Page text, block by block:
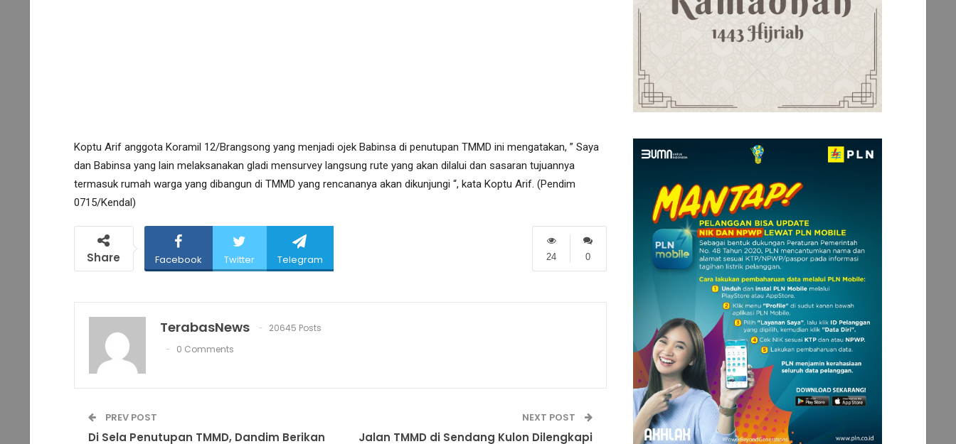
Koptu Arif anggota Koramil 12/Brangsong yang menjadi ojek Babinsa di penutupan TMMD ini mengatakan, ” Saya
dan Babinsa yang lain melaksanakan gladi mensurvey langsung rute yang akan dilalui dan sasaran tujuannya
termasuk rumah warga yang dibangun di TMMD yang rencananya akan dikunjungi “, kata Koptu Arif. (Pendim
0715/Kendal)
0
24
Share Facebook Twitter Telegram
TerabasNews
20645 Posts
0 Comments
PREV POST
Di Sela Penutupan TMMD, Dandim Berikan
NEXT POST
Jalan TMMD di Sendang Kulon Dilengkapi